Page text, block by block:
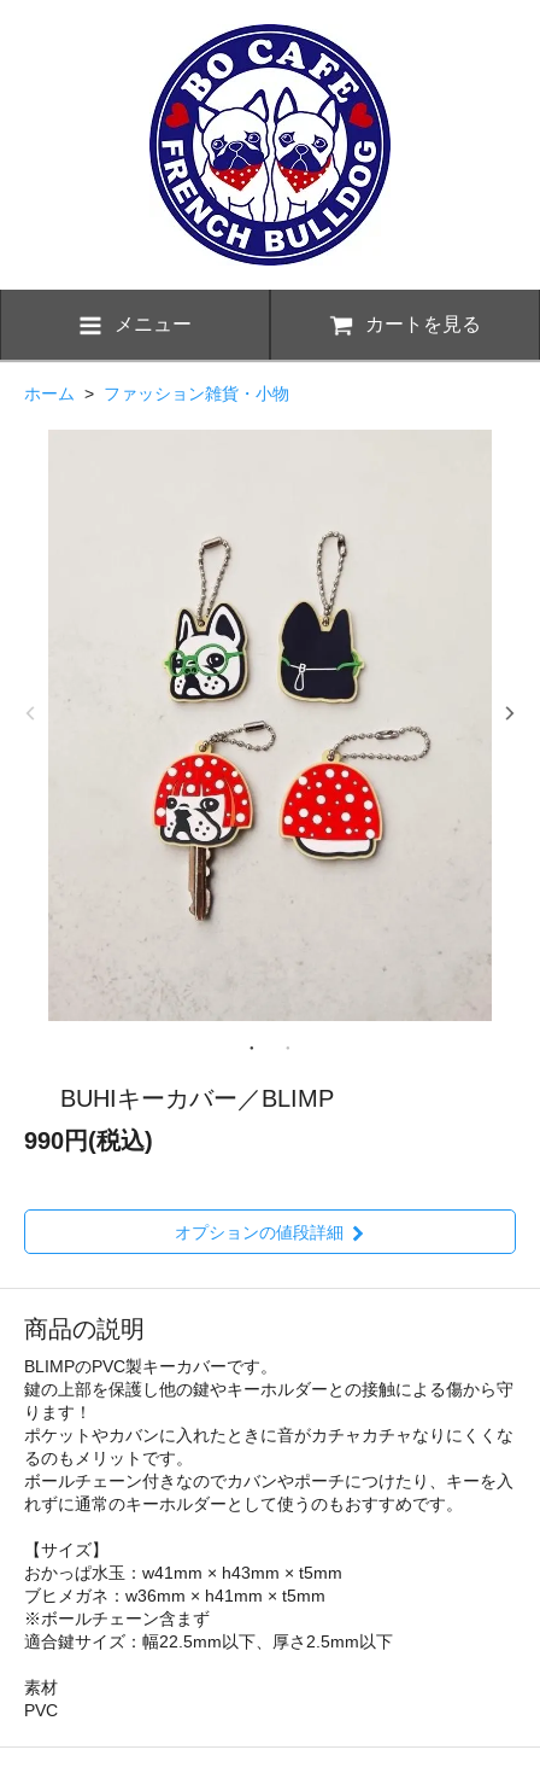
メニュー カートを見る
ホーム > ファッション雑貨・小物
BUHIキーカバー／BLIMP
990円(税込)
オプションの値段詳細
商品の説明
BLIMPのPVC製キーカバーです。
鍵の上部を保護し他の鍵やキーホルダーとの接触による傷から守
ります！
ポケットやカバンに入れたときに音がカチャカチャなりにくくな
るのもメリットです。
ボールチェーン付きなのでカバンやポーチにつけたり、キーを入
れずに通常のキーホルダーとして使うのもおすすめです。
【サイズ】
おかっぱ水玉：w41mm × h43mm × t5mm
ブヒメガネ：w36mm × h41mm × t5mm
※ボールチェーン含まず
適合鍵サイズ：幅22.5mm以下、厚さ2.5mm以下
素材
PVC